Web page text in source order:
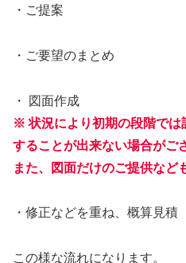
・ご提案
・ご要望のまとめ
・ 図面作成
※ 状況により初期の段階では
することが出来ない場合がご
また、図面だけのご提供など
・修正などを重ね、概算見積
この様な流れになります。